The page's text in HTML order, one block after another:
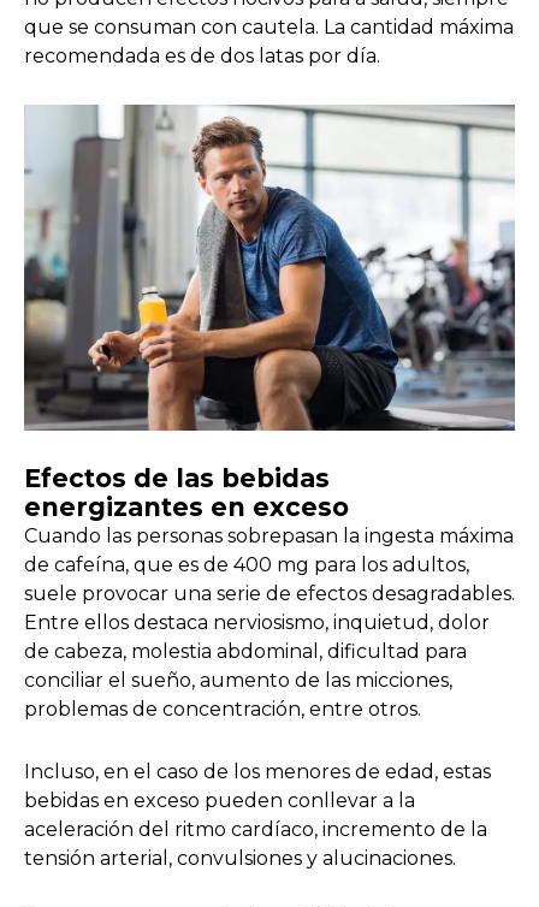
que se consuman con cautela. La cantidad máxima
recomendada es de dos latas por día.
Efectos de las bebidas
energizantes en exceso
Cuando las personas sobrepasan la ingesta máxima
de cafeína, que es de 400 mg para los adultos,
suele provocar una serie de efectos desagradables.
Entre ellos destaca nerviosismo, inquietud, dolor
de cabeza, molestia abdominal, dificultad para
conciliar el sueño, aumento de las micciones,
problemas de concentración, entre otros.
Incluso, en el caso de los menores de edad, estas
bebidas en exceso pueden conllevar a la
aceleración del ritmo cardíaco, incremento de la
tensión arterial, convulsiones y alucinaciones.